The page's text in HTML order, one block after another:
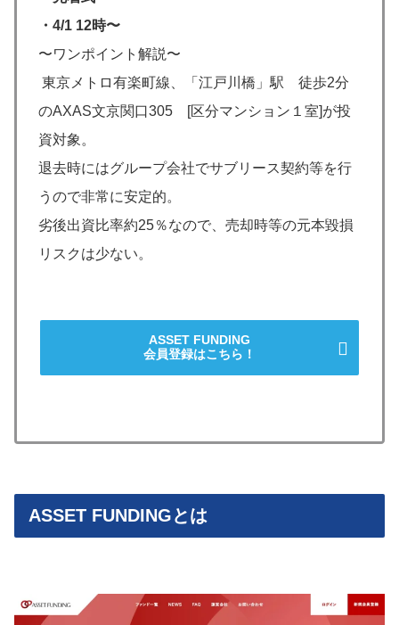
・4/1 12時〜
〜ワンポイント解説〜
東京メトロ有楽町線、「江戸川橋」駅 徒歩2分
のAXAS文京関口305 [区分マンション１室]が投
資対象。
退去時にはグループ会社でサブリース契約等を行
うので非常に安定的。
劣後出資比率約25％なので、売却時等の元本毀損
リスクは少ない。
ASSET FUNDING
会員登録はこちら！
ASSET FUNDINGとは